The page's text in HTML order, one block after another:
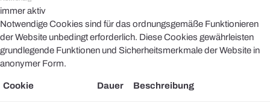
immer aktiv
Notwendige Cookies sind für das ordnungsgemäße Funktionieren
der Website unbedingt erforderlich. Diese Cookies gewährleisten
grundlegende Funktionen und Sicherheitsmerkmale der Website in
anonymer Form.
Cookie Dauer Beschreibung